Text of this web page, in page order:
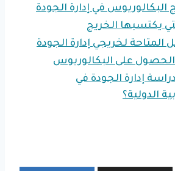
البكالوريوس في إدارة الجودة
يكتسبها الخريج
لخريجي إدارة الجودة
على البكالوريوس
دراسة إدارة الجودة في
الدولية؟